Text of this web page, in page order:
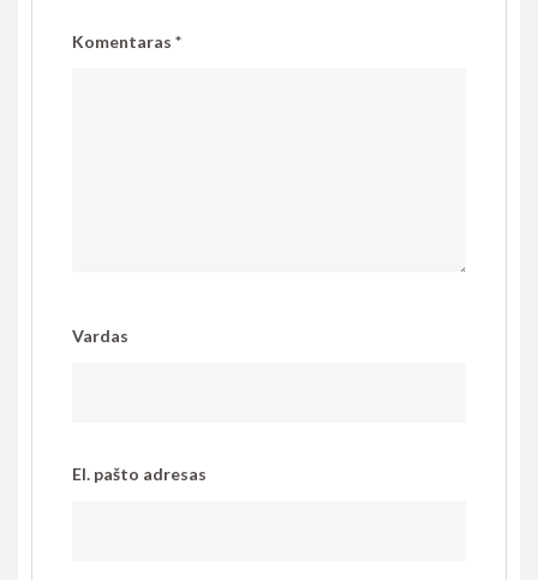
Komentaras *
Vardas
El. pašto adresas